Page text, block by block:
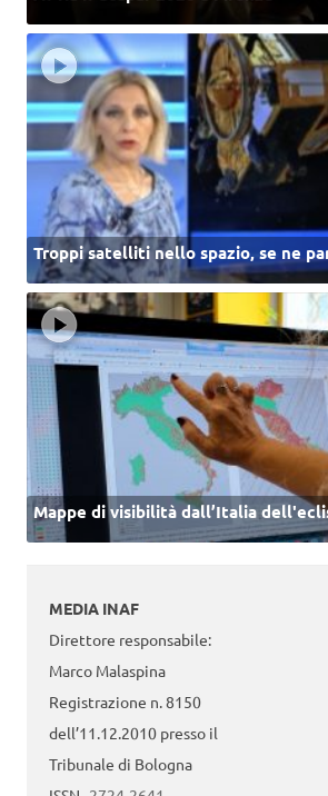
Troppi satelliti nello spazio, se ne
Mappe di visibilità dall’Italia
MEDIA INAF
Direttore responsabile:
Marco Malaspina
Registrazione n. 8150
dell’11.12.2010 presso il
Tribunale di Bologna